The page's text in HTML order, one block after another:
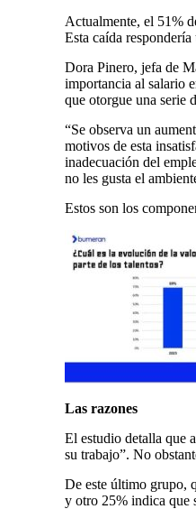
Actualmente, el 51%
Esta caída
Dora Pinero, jefa de
importancia al salario
que otorgue una serie
“Se observa un
motivos de esta
inadecuación del
no les gusta el
Estos son los
Las razones
El estudio detalla que
su trabajo”. No
De este último grupo,
y otro 25% indica que